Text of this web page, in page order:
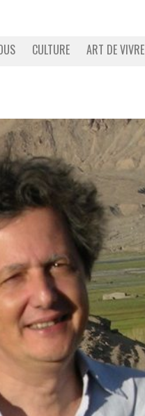
CULTURE ART DE VIVRE